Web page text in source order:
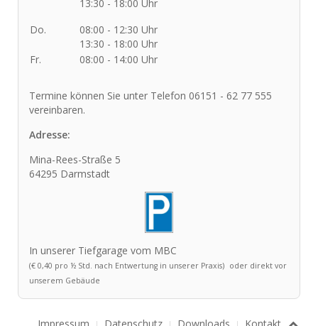
13:30 - 18:00 Uhr
Do.
08:00 - 12:30 Uhr
13:30 - 18:00 Uhr
Fr.
08:00 - 14:00 Uhr
Termine können Sie unter Telefon 06151 - 62 77 555
vereinbaren.
Adresse:
Mina-Rees-Straße 5
64295 Darmstadt
In unserer Tiefgarage vom MBC
(€ 0,40 pro ½ Std. nach Entwertung in unserer Praxis) oder direkt vor
unserem Gebäude